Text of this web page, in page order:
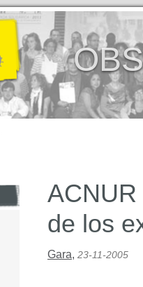
de los
Gara, 23-11-2005